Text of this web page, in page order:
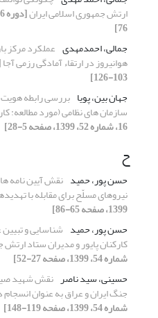
ارتش جمهوری اسلامی ایران
76]
جمالی، احمدمهدی عملکرد مرکز
هوانیروز در ارتقاء آمادگی رزمی آجا
103-126]
جهان بین، پویا بررسی رابطه
سازمان های نظامی (مورد مطالعه:
16، شماره 52، 1399، صفحه 5-28]
ح
حسن پور، حمید نقش آیین نامه
نیروهای مسلّح برای مقابله با
1399، صفحه 65-86]
حسن پور، حمید شناسایی و
کارکنان پایور و مدیران ستاد
شماره 54، 1399، صفحه 27-52]
حسینی، سید ناصر نقش شهید
جنگ ایران و عراق به عنوان
شماره 54، 1399، صفحه 119-148]